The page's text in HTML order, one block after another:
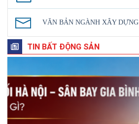
VĂN BẢN NGÀNH XÂY DỰNG
TIN BẤT ĐỘNG SẢN